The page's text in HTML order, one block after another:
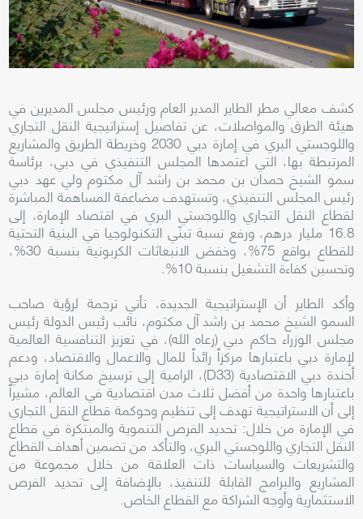
كشف معالي مطر الطاير المدير العام ورئيس مجلس المديرين في
هيئة الطرق والمواصلات، عن تفاصيل إستراتيجية النقل التجاري
واللوجستي البري في إمارة دبي 2030 وخريطة الطريق والمشاريع
المرتبطة بها، التي اعتمدها المجلس التنفيذي في دبي، برئاسة
سمو الشيخ حمدان بن محمد بن راشد آل مكتوم ولي عهد دبي
رئيس المجلس التنفيذي، وتستهدف مضاعفة المساهمة المباشرة
لقطاع النقل التجاري واللوجستي البري في اقتصاد الإمارة، إلى
16.8 مليار درهم، ورفع نسبة تبنّي التكنولوجيا في البنية التحتية
للقطاع بواقع 75%، وخفض الانبعاثات الكربونية بنسبة 30%،
وتحسين كفاءة التشغيل بنسبة 10%.
وأكد الطاير أن الإستراتيجية الجديدة، تأتي ترجمة لرؤية صاحب
السمو الشيخ محمد بن راشد آل مكتوم، نائب رئيس الدولة رئيس
مجلس الوزراء حاكم دبي (رعاه الله)، في تعزيز التنافسية العالمية
لإمارة دبي باعتبارها مركزاً رائداً للمال والاعمال والاقتصاد، ودعم
أجندة دبي الاقتصادية (D33)، الرامية إلى ترسيخ مكانة إمارة دبي
باعتبارها واحدة من أفضل ثلاث مدن اقتصادية في العالم، مشيراً
إلى أن الاستراتيجية تهدف إلى تنظيم وحوكمة قطاع النقل التجاري
في الإمارة من خلال: تحديد الفرص التنموية والمبتكرة في قطاع
النقل التجاري واللوجستي البري، والتأكد من تضمين أهداف القطاع
والتشريعات والسياسات ذات العلاقة من خلال مجموعة من
المشاريع والبرامج القابلة للتنفيذ، بالإضافة إلى تحديد الفرص
الاستثمارية وأوجه الشراكة مع القطاع الخاص.